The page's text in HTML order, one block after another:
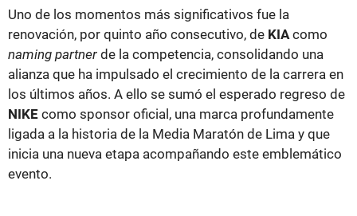
Uno de los momentos más significativos fue la
renovación, por quinto año consecutivo, de KIA como
naming partner de la competencia, consolidando una
alianza que ha impulsado el crecimiento de la carrera en
los últimos años. A ello se sumó el esperado regreso de
NIKE como sponsor oficial, una marca profundamente
ligada a la historia de la Media Maratón de Lima y que
inicia una nueva etapa acompañando este emblemático
evento.